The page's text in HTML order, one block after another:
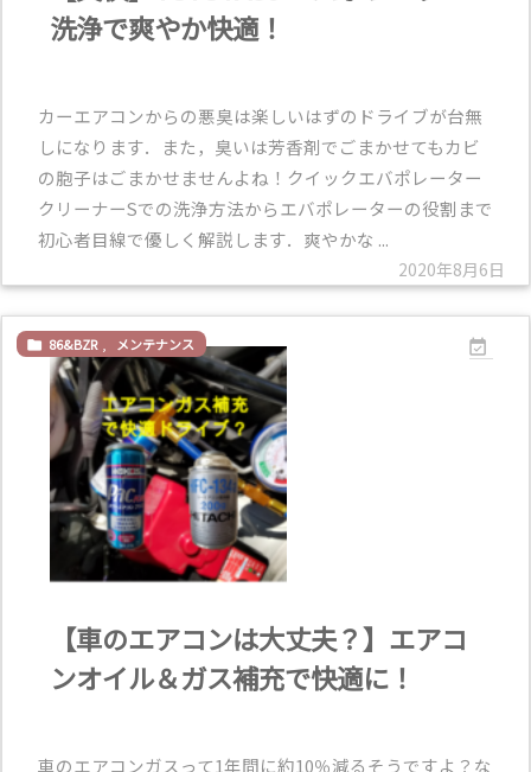
2020年8月6日
洗浄で爽やか快適！
カーエアコンからの悪臭は楽しいはずのドライブが台無
しになります．また，臭いは芳香剤でごまかせてもカビ
の胞子はごまかせませんよね！クイックエバポレーター
クリーナーSでの洗浄方法からエバポレーターの役割まで
初心者目線で優しく解説します．爽やかな ...

 86&BZR メンテナンス
【車のエアコンは大丈夫？】エアコ
ンオイル＆ガス補充で快適に！
車のエアコンガスって1年間に約10％減るそうですよ？な